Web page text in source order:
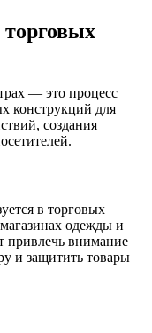
— это процесс
конструкций для
создания
в торговых
одежды и
привлечь внимание
и защитить товары